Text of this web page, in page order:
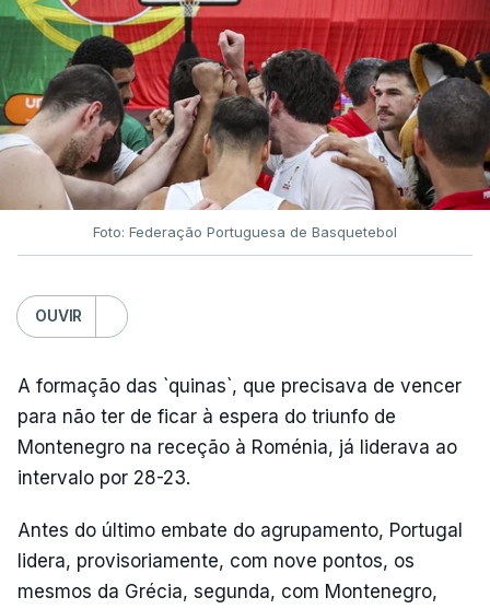
Foto: Federação Portuguesa de Basquetebol
OUVIR
A formação das `quinas`, que precisava de vencer
para não ter de ficar à espera do triunfo de
Montenegro na receção à Roménia, já liderava ao
intervalo por 28-23.
Antes do último embate do agrupamento, Portugal
lidera, provisoriamente, com nove pontos, os
mesmos da Grécia, segunda, com Montenegro,